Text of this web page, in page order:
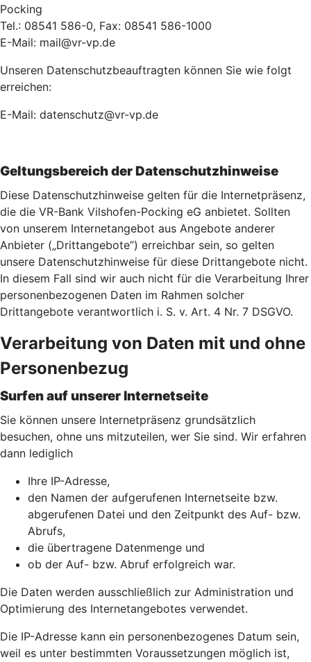
Pocking
Tel.: 08541 586-0, Fax: 08541 586-1000
E-Mail: mail@vr-vp.de
Unseren Datenschutzbeauftragten können Sie wie folgt
erreichen:
E-Mail: datenschutz@vr-vp.de
Geltungsbereich der Datenschutzhinweise
Diese Datenschutzhinweise gelten für die Internetpräsenz,
die die VR-Bank Vilshofen-Pocking eG anbietet. Sollten
von unserem Internetangebot aus Angebote anderer
Anbieter („Drittangebote”) erreichbar sein, so gelten
unsere Datenschutzhinweise für diese Drittangebote nicht.
In diesem Fall sind wir auch nicht für die Verarbeitung Ihrer
personenbezogenen Daten im Rahmen solcher
Drittangebote verantwortlich i. S. v. Art. 4 Nr. 7 DSGVO.
Verarbeitung von Daten mit und ohne
Personenbezug
Surfen auf unserer Internetseite
Sie können unsere Internetpräsenz grundsätzlich
besuchen, ohne uns mitzuteilen, wer Sie sind. Wir erfahren
dann lediglich
Ihre IP-Adresse,
den Namen der aufgerufenen Internetseite bzw.
abgerufenen Datei und den Zeitpunkt des Auf- bzw.
Abrufs,
die übertragene Datenmenge und
ob der Auf- bzw. Abruf erfolgreich war.
Die Daten werden ausschließlich zur Administration und
Optimierung des Internetangebotes verwendet.
Die IP-Adresse kann ein personenbezogenes Datum sein,
weil es unter bestimmten Voraussetzungen möglich ist,